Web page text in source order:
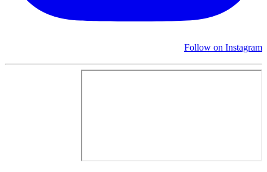
Follow on Instagram